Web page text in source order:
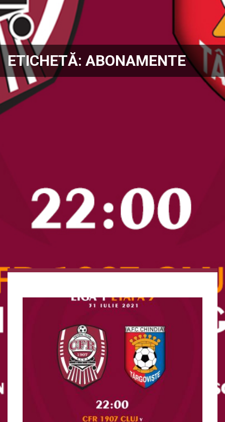
ETICHETĂ: ABONAMENTE